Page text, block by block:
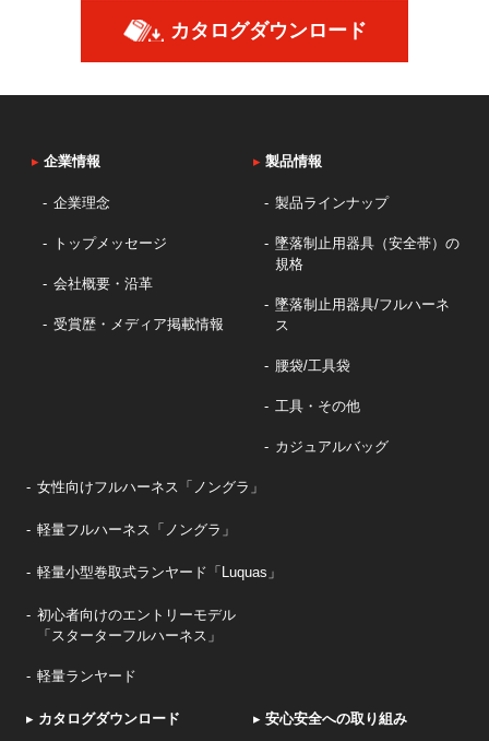
カタログダウンロード
▸ 企業情報
企業理念
トップメッセージ
会社概要・沿革
受賞歴・メディア掲載情報
▸ 製品情報
製品ラインナップ
墜落制止用器具（安全帯）の
規格
墜落制止用器具/フルハーネ
ス
腰袋/工具袋
工具・その他
カジュアルバッグ
女性向けフルハーネス「ノングラ」
軽量フルハーネス「ノングラ」
軽量小型巻取式ランヤード「Luquas」
初心者向けのエントリーモデル
「スターターフルハーネス」
軽量ランヤード
▸ カタログダウンロード ▸ 安心安全への取り組み